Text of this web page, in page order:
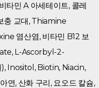
타민 A 아세테이트, 콜레
충 교대, Thiamine
염산염, 비타민 B12 보
L-Ascorbyl-2-
Inositol, Biotin, Niacin,
연, 산화 구리, 요오드 칼슘,